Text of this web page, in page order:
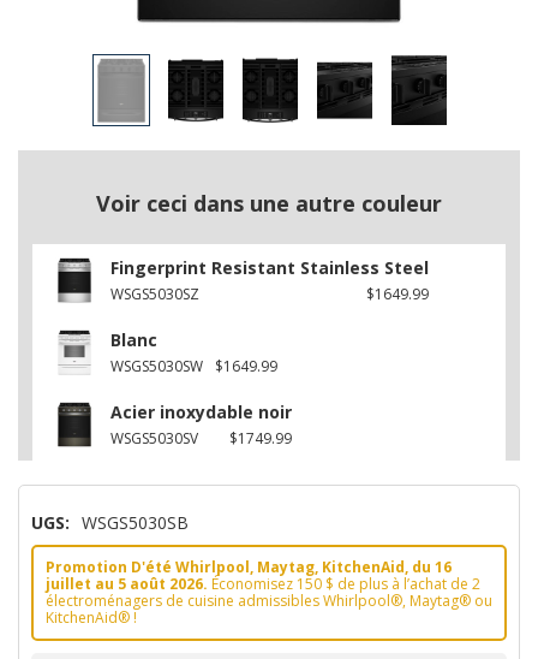
Voir ceci dans une autre couleur
Fingerprint Resistant Stainless Steel
WSGS5030SZ $1649.99
Blanc
WSGS5030SW $1649.99
Acier inoxydable noir
WSGS5030SV $1749.99
UGS: WSGS5030SB
Promotion D'été Whirlpool, Maytag, KitchenAid, du 16
juillet au 5 août 2026. Économisez 150 $ de plus à l’achat de 2
électroménagers de cuisine admissibles Whirlpool®, Maytag® ou
KitchenAid® !